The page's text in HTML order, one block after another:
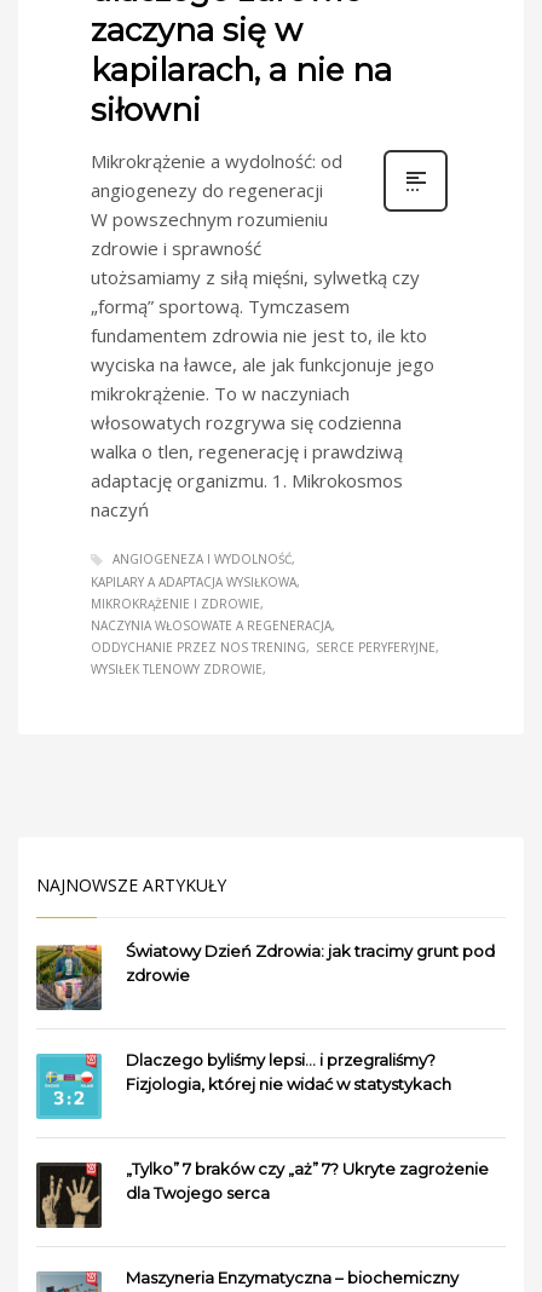
zaczyna się w
kapilarach, a nie na
siłowni
Mikrokrążenie a wydolność: od
angiogenezy do regeneracji
W powszechnym rozumieniu
zdrowie i sprawność
utożsamiamy z siłą mięśni, sylwetką czy
„formą” sportową. Tymczasem
fundamentem zdrowia nie jest to, ile kto
wyciska na ławce, ale jak funkcjonuje jego
mikrokrążenie. To w naczyniach
włosowatych rozgrywa się codzienna
walka o tlen, regenerację i prawdziwą
adaptację organizmu. 1. Mikrokosmos
naczyń
ANGIOGENEZA I WYDOLNOŚĆ
KAPILARY A ADAPTACJA WYSIŁKOWA
MIKROKRĄŻENIE I ZDROWIE
NACZYNIA WŁOSOWATE A REGENERACJA
ODDYCHANIE PRZEZ NOS TRENING
SERCE PERYFERYJNE
WYSIŁEK TLENOWY ZDROWIE
NAJNOWSZE ARTYKUŁY
Światowy Dzień Zdrowia: jak tracimy grunt pod
zdrowie
Dlaczego byliśmy lepsi… i przegraliśmy?
Fizjologia, której nie widać w statystykach
„Tylko” 7 braków czy „aż” 7? Ukryte zagrożenie
dla Twojego serca
Maszyneria Enzymatyczna – biochemiczny